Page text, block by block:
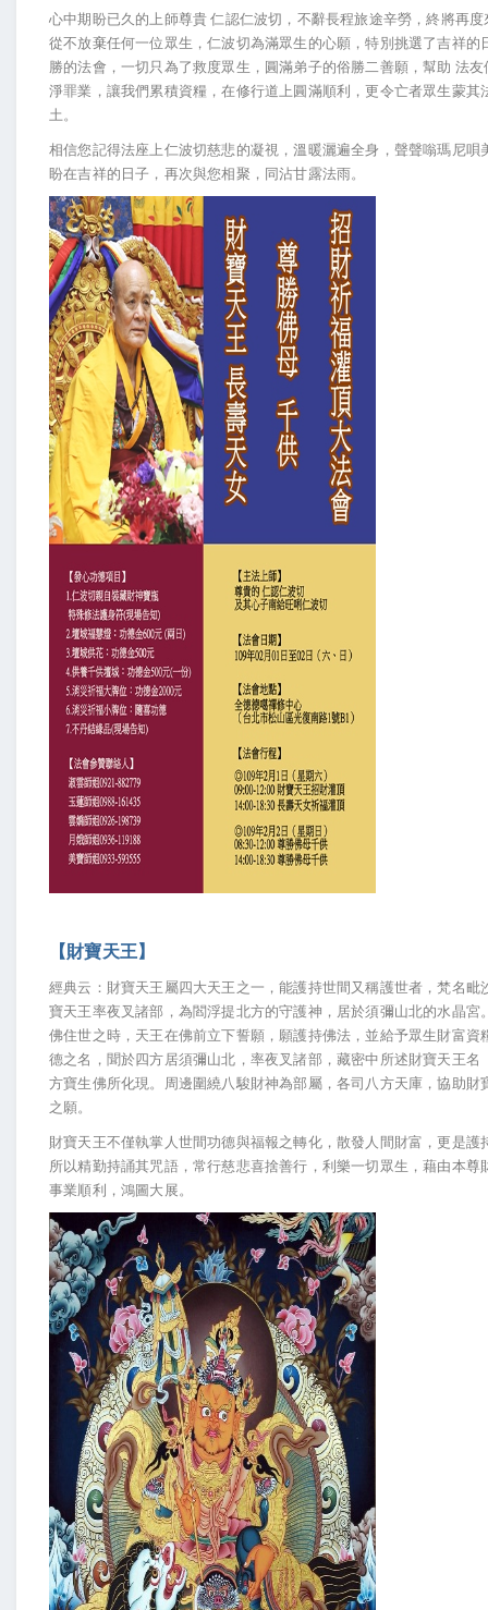
心中期盼已久的上師尊貴 仁認仁波切，不辭長程旅途辛勞，終將再
從不放棄任何一位眾生，仁波切為滿眾生的心願，特別挑選了吉祥的
勝的法會，一切只為了救度眾生，圓滿弟子的俗勝二善願，幫助 法
淨罪業，讓我們累積資糧，在修行道上圓滿順利，更令亡者眾生蒙其
土。
相信您記得法座上仁波切慈悲的凝視，溫暖灑遍全身，聲聲嗡瑪尼唄
盼在吉祥的日子，再次與您相聚，同沾甘露法雨。
【財寶天王】
經典云：財寶天王屬四大天王之一，能護持世間又稱護世者，梵名毗
寶天王率夜叉諸部，為閻浮提北方的守護神，居於須彌山北的水晶宮
佛住世之時，天王在佛前立下誓願，願護持佛法，並給予眾生財富資
德之名，聞於四方居須彌山北，率夜叉諸部，藏密中所述財寶天王名
方寶生佛所化現。周邊圍繞八駿財神為部屬，各司八方天庫，協助財
之願。
財寶天王不僅執掌人世間功德與福報之轉化，散發人間財富，更是護
所以精勤持誦其咒語，常行慈悲喜捨善行，利樂一切眾生，藉由本尊
事業順利，鴻圖大展。